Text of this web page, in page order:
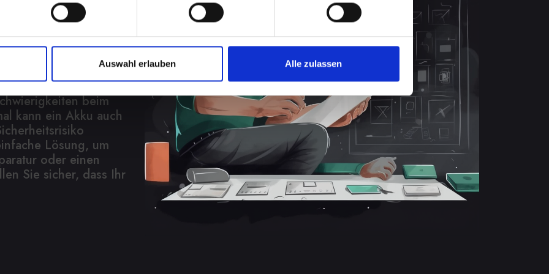
Auswahl erlauben Alle zulassen
IPHONE-XS-
wenn
müssen. Von
beim
kann ein Akku auch
Lösung, um
oder einen
Sie sicher, dass Ihr